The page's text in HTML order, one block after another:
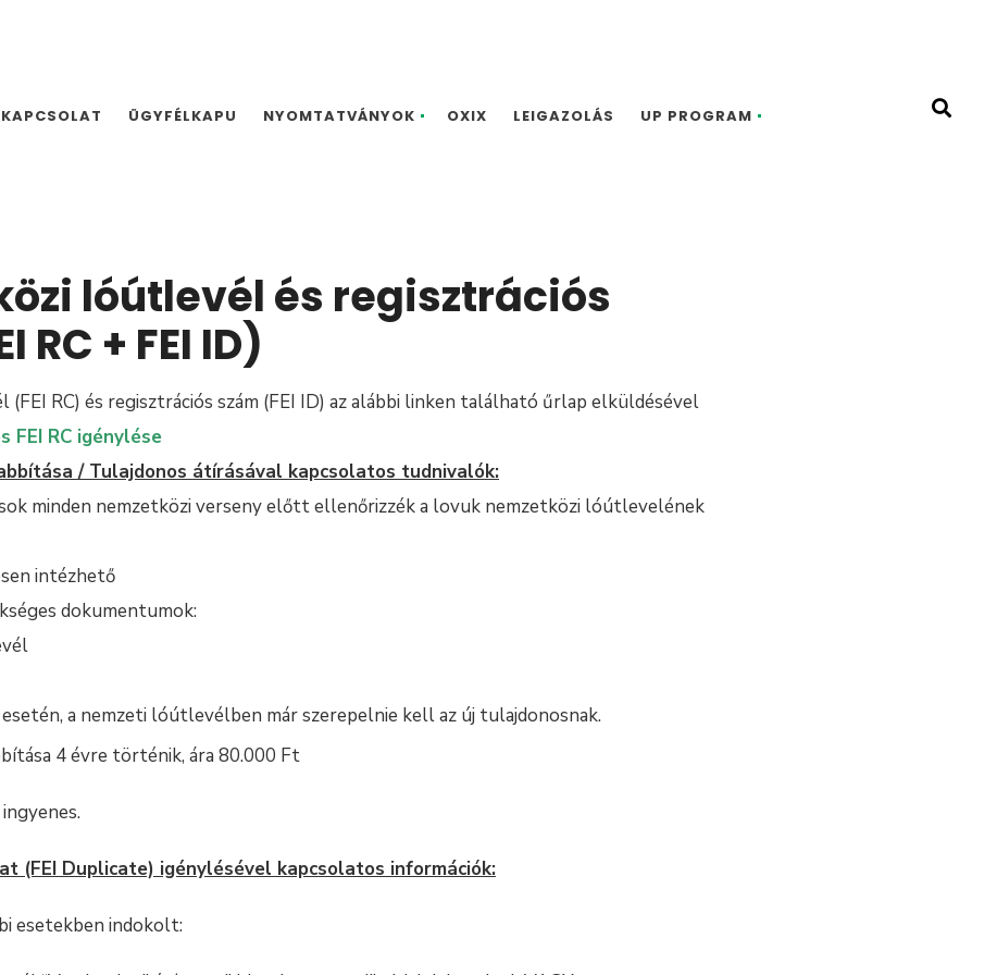
KAPCSOLAT ÜGYFÉLKAPU NYOMTATVÁNYOK OXIX LEIGAZOLÁS UP PROGRAM
lóútlevél és regisztrációs
RC + FEI ID)
RC) és regisztrációs szám (FEI ID) az alábbi linken található űrlap elküldésével
FEI RC igénylése
/ Tulajdonos átírásával kapcsolatos tudnivalók:
minden nemzetközi verseny előtt ellenőrizzék a lovuk nemzetközi lóútlevelének
intézhető
dokumentumok:
a nemzeti lóútlevélben már szerepelnie kell az új tulajdonosnak.
4 évre történik, ára 80.000 Ft
(FEI Duplicate) igénylésével kapcsolatos információk:
esetekben indokolt: